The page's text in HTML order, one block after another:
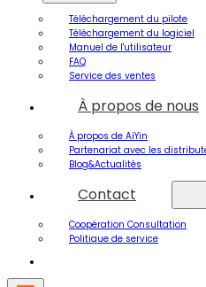
Téléchargement du pilote
Téléchargement du logiciel
Manuel de l'utilisateur
FAQ
Service des ventes
À propos de nous
À propos de AiYin
Partenariat avec les
Blog&Actualités
Contact
Coopération Consultation
Politique de service